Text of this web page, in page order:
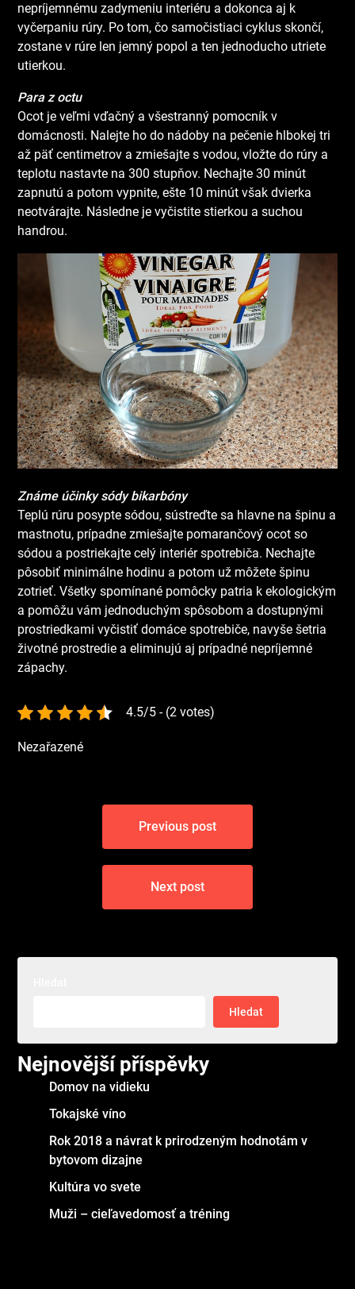
nepríjemnému zadymeniu interiéru a dokonca aj k
vyčerpaniu rúry. Po tom, čo samočistiaci cyklus skončí,
zostane v rúre len jemný popol a ten jednoducho utriete
utierkou.
Para z octu
Ocot je veľmi vďačný a všestranný pomocník v
domácnosti. Nalejte ho do nádoby na pečenie hlbokej tri
až päť centimetrov a zmiešajte s vodou, vložte do rúry a
teplotu nastavte na 300 stupňov. Nechajte 30 minút
zapnutú a potom vypnite, ešte 10 minút však dvierka
neotvárajte. Následne je vyčistite stierkou a suchou
handrou.
Známe účinky sódy bikarbóny
Teplú rúru posypte sódou, sústreďte sa hlavne na špinu a
mastnotu, prípadne zmiešajte pomarančový ocot so
sódou a postriekajte celý interiér spotrebiča. Nechajte
pôsobiť minimálne hodinu a potom už môžete špinu
zotrieť. Všetky spomínané pomôcky patria k ekologickým
a pomôžu vám jednoduchým spôsobom a dostupnými
prostriedkami vyčistiť domáce spotrebiče, navyše šetria
životné prostredie a eliminujú aj prípadné nepríjemné
zápachy.
4.5/5 - (2 votes)
Nezařazené
Navigace
příspěvek
Previous post
Next post
Hledat
Nejnovější příspěvky
Domov na vidieku
Tokajské víno
Rok 2018 a návrat k prirodzeným hodnotám v
bytovom dizajne
Kultúra vo svete
Muži – cieľavedomosť a tréning